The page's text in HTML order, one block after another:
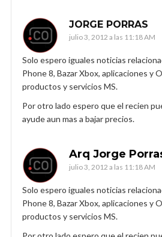
JORGE PORRAS
julio 3, 2012 a las 11:18 AM
Solo espero iguales noticias
Phone 8, Bazar Xbox, aplicaciones y
productos y servicios MS.
Por otro lado espero que el recien
ayude aun mas a bajar precios.
Arq Jorge
julio 3, 2012 a las 11:18 AM
Solo espero iguales noticias
Phone 8, Bazar Xbox, aplicaciones y
productos y servicios MS.